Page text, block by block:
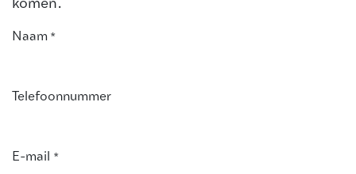
komen.
Naam *
Telefoonnummer
E-mail *